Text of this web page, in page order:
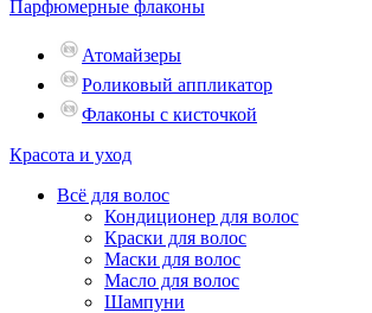
Парфюмерные флаконы
Атомайзеры
Роликовый аппликатор
Флаконы с кисточкой
Красота и уход
Всё для волос
Кондиционер для волос
Краски для волос
Маски для волос
Масло для волос
Шампуни